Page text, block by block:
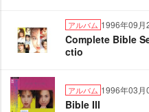
アルバム 1996年09月
Complete Bible
ctio
アルバム 1996年03月
Bible III